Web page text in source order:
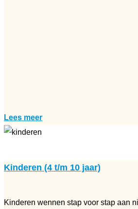
Lees meer
Kinderen (4 t/m 10 jaar)
Kinderen wennen stap voor stap aan